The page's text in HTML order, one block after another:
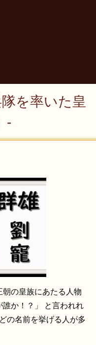
を率いた皇
-
の皇族にあたる人物
か！？」 と言われれ
の名前を挙げる人が多